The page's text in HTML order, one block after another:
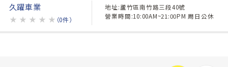
久躍車業
★ ★ ★ ★ ★ （0件）
地址:蘆竹區南竹路三段40號
營業時間:10:00AM~21:00PM 周日公休